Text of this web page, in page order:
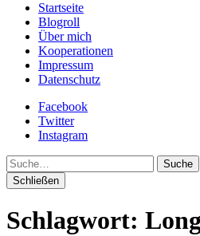
Startseite
Blogroll
Über mich
Kooperationen
Impressum
Datenschutz
Facebook
Twitter
Instagram
Suche
Schließen
Schlagwort: